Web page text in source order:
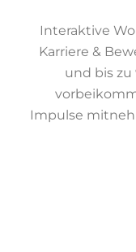
Interaktive
Karriere &
und bis zu
Impulse